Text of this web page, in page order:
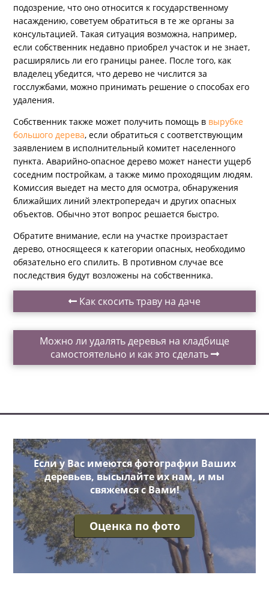
подозрение, что оно относится к государственному
насаждению, советуем обратиться в те же органы за
консультацией. Такая ситуация возможна, например,
если собственник недавно приобрел участок и не знает,
расширялись ли его границы ранее. После того, как
владелец убедится, что дерево не числится за
госслужбами, можно принимать решение о способах его
удаления.
Собственник также может получить помощь в вырубке
большого дерева, если обратиться с соответствующим
заявлением в исполнительный комитет населенного
пункта. Аварийно-опасное дерево может нанести ущерб
соседним постройкам, а также мимо проходящим людям.
Комиссия выедет на место для осмотра, обнаружения
ближайших линий электропередач и других опасных
объектов. Обычно этот вопрос решается быстро.
Обратите внимание, если на участке произрастает
дерево, относящееся к категории опасных, необходимо
обязательно его спилить. В противном случае все
последствия будут возложены на собственника.
Как скосить траву на даче
Можно ли удалять деревья на кладбище
самостоятельно и как это сделать
Если у Вас имеются фотографии Ваших
деревьев, высылайте их нам, и мы
свяжемся с Вами!
Оценка по фото